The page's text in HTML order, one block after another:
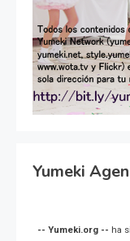
Yumeki
-- Yumeki.org -- ha